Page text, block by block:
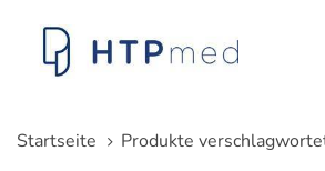
überspringen
springen
Startseite
Produkte